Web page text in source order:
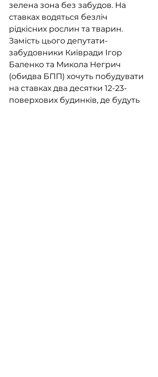
зелена зона без забудов. На
ставках водяться безліч
рідкісних рослин та тварин.
Замість цього депутати-
забудовники Київради Ігор
Баленко та Микола Негрич
(обидва БПП) хочуть побудувати
на ставках два десятки 12-23-
поверхових будинків, де будуть